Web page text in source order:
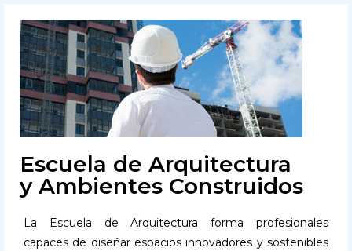
Escuela de Arquitectura
y Ambientes Construidos
La Escuela de Arquitectura forma profesionales
capaces de diseñar espacios innovadores y sostenibles